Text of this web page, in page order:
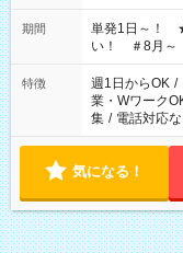
お気軽にご相
期間
単発1日～！ ★
い！ ＃8月～
特徴 週1日からOK /
業・Wワーク
集 / 電話対応な
気になる！